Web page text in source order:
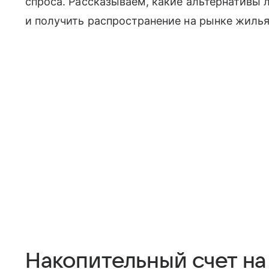
и получить распространение на рынке
Накопительный счет